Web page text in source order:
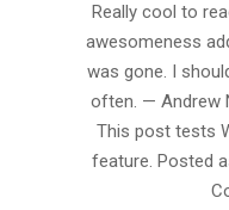
Really cool to
awesomeness
was gone. I
often. — Andrew
This post tests
feature. Posted